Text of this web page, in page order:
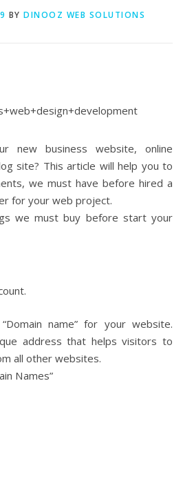
BY DINOOZ WEB SOLUTIONS
new business website, online
site? This article will help you to
we must have before hired a
for your web project.
we must buy before start your
name” for your website.
address that helps visitors to
all other websites.
Names”